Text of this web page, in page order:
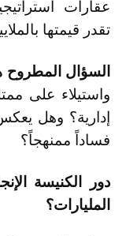
عقارات
تقدر قيمتها
السؤال المطروح
واستيلاء على
إدارية؟ وهل
فساداً ممنهجاً؟
دور الكنيسة
المليارات؟